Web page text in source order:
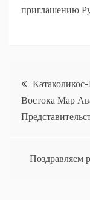
приглашению
по
Востока Мар
Поздравляем